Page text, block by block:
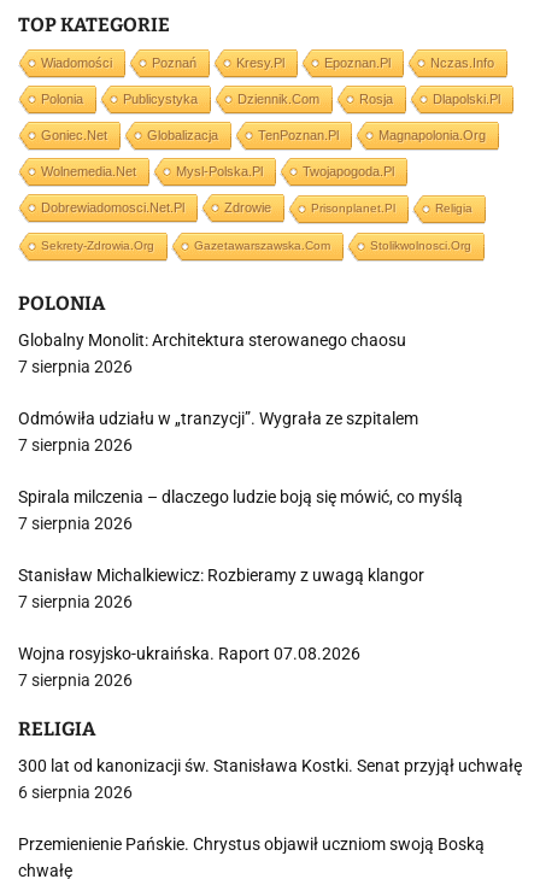
TOP KATEGORIE
Wiadomości Poznań Kresy.pl Epoznan.pl Nczas.info
Polonia Publicystyka Dziennik.com Rosja Dlapolski.pl
Goniec.net Globalizacja TenPoznan.pl Magnapolonia.org
Wolnemedia.net Mysl-Polska.pl Twojapogoda.pl
Dobrewiadomosci.net.pl Zdrowie Prisonplanet.pl Religia
Sekrety-Zdrowia.org Gazetawarszawska.com Stolikwolnosci.org
POLONIA
Globalny Monolit: Architektura sterowanego chaosu
7 sierpnia 2026
Odmówiła udziału w „tranzycji”. Wygrała ze szpitalem
7 sierpnia 2026
Spirala milczenia – dlaczego ludzie boją się mówić, co myślą
7 sierpnia 2026
Stanisław Michalkiewicz: Rozbieramy z uwagą klangor
7 sierpnia 2026
Wojna rosyjsko-ukraińska. Raport 07.08.2026
7 sierpnia 2026
RELIGIA
300 lat od kanonizacji św. Stanisława Kostki. Senat przyjął uchwałę
6 sierpnia 2026
Przemienienie Pańskie. Chrystus objawił uczniom swoją Boską
chwałę